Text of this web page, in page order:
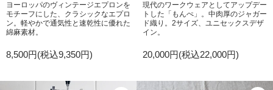
ヨーロッパのヴィンテージエプロンを
モチーフにした、クラシックなエプロ
ン。軽やかで通気性と速乾性に優れた
綿麻素材。
8,500円(税込9,350円)
現代のワークウェアとしてアップデー
トした「もんぺ」。中肉厚のジャガー
ド織り。2サイズ、ユニセックスデザ
イン。
20,000円(税込22,000円)